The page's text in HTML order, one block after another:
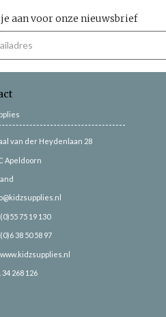
aan voor onze nieuwsbrief
van der Heydenlaan 28
Apeldoorn
75 19 130
38 50 58 97
34 268 126